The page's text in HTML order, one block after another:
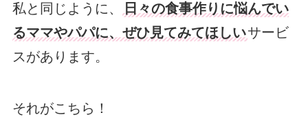
私と同じように、
日々の食事作りに悩んでい
るママやパパに、ぜひ見てみてほしいサービ
スがあります。
それがこちら！